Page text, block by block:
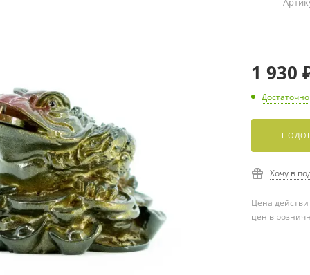
1 930
Достаточно
Хочу в
Цена
цен в